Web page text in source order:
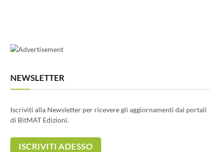
NEWSLETTER
Iscriviti alla Newsletter per ricevere gli aggiornamenti dai portali
di BitMAT Edizioni.